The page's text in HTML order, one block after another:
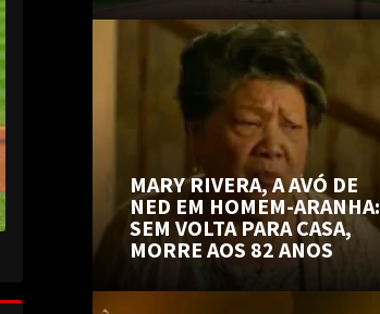
MARY RIVERA, A AVÓ DE
NED EM HOMEM-ARANHA:
SEM VOLTA PARA CASA,
MORRE AOS 82 ANOS